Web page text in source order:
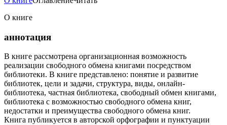
О книге
аннотация
В книге рассмотрена организационная возможность
реализации свободного обмена книгами посредством
библиотеки. В книге представлено: понятие и развитие
библиотек, цели и задачи, структура, виды, онлайн-
библиотека, частная библиотека, свободный обмен книгами,
библиотека с возможностью свободного обмена книг,
недостатки и преимущества свободного обмена книг.
Книга публикуется в авторской орфографии и пунктуации